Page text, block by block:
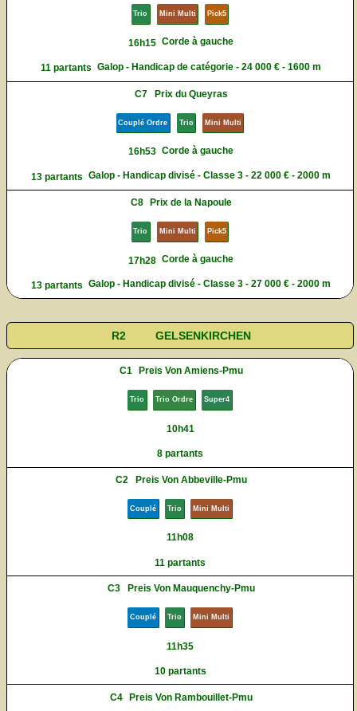
Trio Mini Multi Pick5
16h15 Corde à gauche
11 partants Galop - Handicap de catégorie - 24 000 € - 1600 m
C7 Prix du Queyras
Couplé Ordre Trio Mini Multi
16h53 Corde à gauche
13 partants Galop - Handicap divisé - Classe 3 - 22 000 € - 2000 m
C8 Prix de la Napoule
Trio Mini Multi Pick5
17h28 Corde à gauche
13 partants Galop - Handicap divisé - Classe 3 - 27 000 € - 2000 m
R2 GELSENKIRCHEN
C1 Preis Von Amiens-Pmu
Trio Trio Ordre Super4
10h41
8 partants
C2 Preis Von Abbeville-Pmu
Couplé Trio Mini Multi
11h08
11 partants
C3 Preis Von Mauquenchy-Pmu
Couplé Trio Mini Multi
11h35
10 partants
C4 Preis Von Rambouillet-Pmu